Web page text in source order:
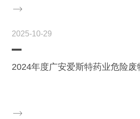

2025-10-29
2024年度广安爱斯特药业危险
